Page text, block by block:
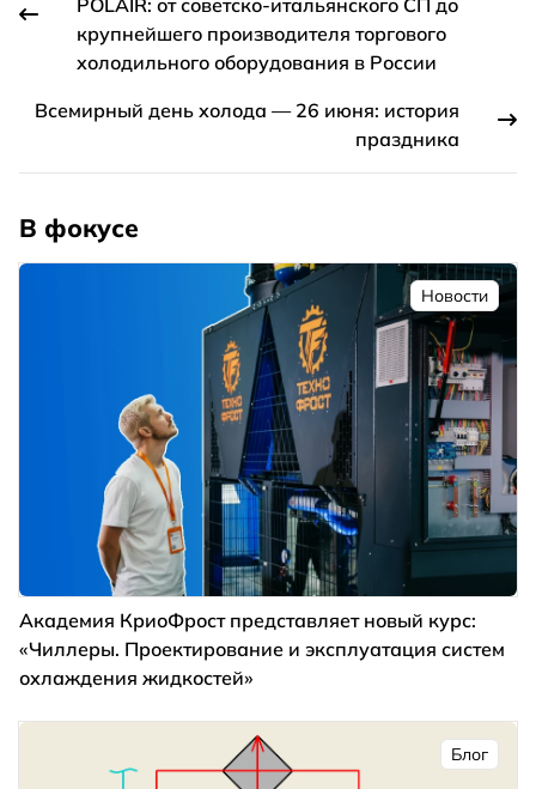
POLAIR: от советско-итальянского СП до
крупнейшего производителя торгового
холодильного оборудования в России
Всемирный день холода — 26 июня: история
праздника
В фокусе
Новости
Академия КриоФрост представляет новый курс:
«Чиллеры. Проектирование и эксплуатация систем
охлаждения жидкостей»
Блог